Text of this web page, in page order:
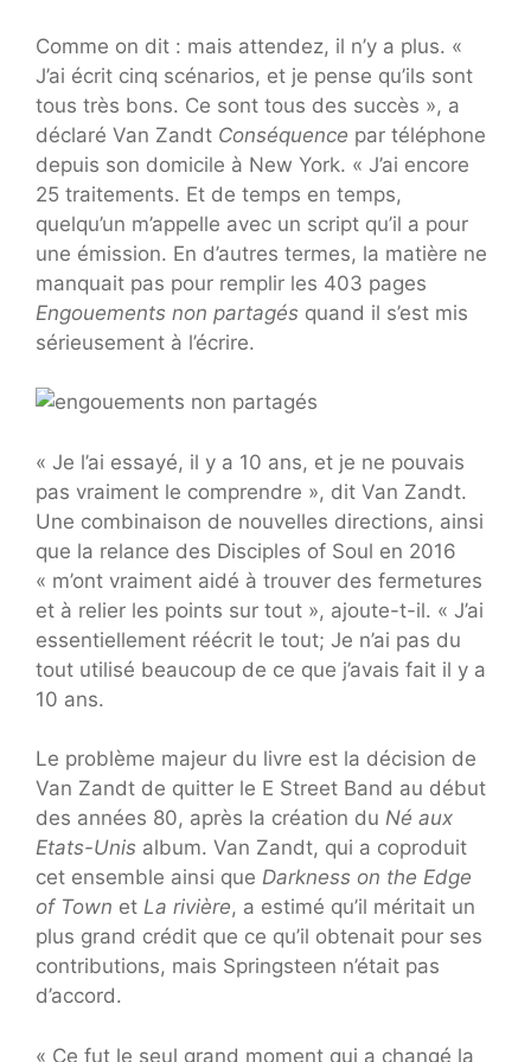
Comme on dit : mais attendez, il n’y a plus. «
J’ai écrit cinq scénarios, et je pense qu’ils sont
tous très bons. Ce sont tous des succès », a
déclaré Van Zandt Conséquence par téléphone
depuis son domicile à New York. « J’ai encore
25 traitements. Et de temps en temps,
quelqu’un m’appelle avec un script qu’il a pour
une émission. En d’autres termes, la matière ne
manquait pas pour remplir les 403 pages
Engouements non partagés quand il s’est mis
sérieusement à l’écrire.
« Je l’ai essayé, il y a 10 ans, et je ne pouvais
pas vraiment le comprendre », dit Van Zandt.
Une combinaison de nouvelles directions, ainsi
que la relance des Disciples of Soul en 2016
« m’ont vraiment aidé à trouver des fermetures
et à relier les points sur tout », ajoute-t-il. « J’ai
essentiellement réécrit le tout; Je n’ai pas du
tout utilisé beaucoup de ce que j’avais fait il y a
10 ans.
Le problème majeur du livre est la décision de
Van Zandt de quitter le E Street Band au début
des années 80, après la création du Né aux
Etats-Unis album. Van Zandt, qui a coproduit
cet ensemble ainsi que Darkness on the Edge
of Town et La rivière, a estimé qu’il méritait un
plus grand crédit que ce qu’il obtenait pour ses
contributions, mais Springsteen n’était pas
d’accord.
« Ce fut le seul grand moment qui a changé la